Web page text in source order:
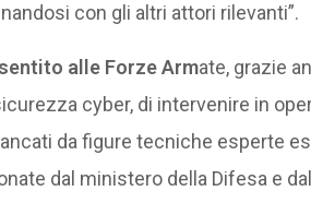
con gli altri attori rilevanti”.
alle Forze Armate, grazie
cyber, di intervenire in
da figure tecniche esperte
dal ministero della Difesa e